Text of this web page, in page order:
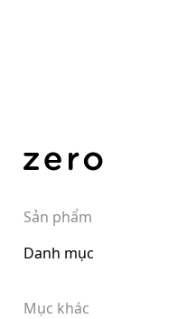
Sản phẩm
Danh mục
Mục khác